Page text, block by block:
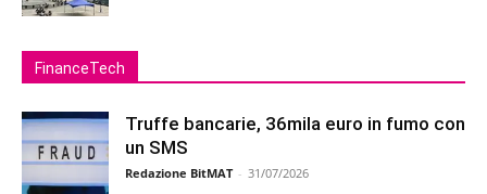
FinanceTech
Truffe bancarie, 36mila euro in fumo con
un SMS
Redazione BitMAT - 31/07/2026